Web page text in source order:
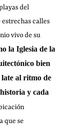
del
calles
vivo de su
la Iglesia de la
bien
late al ritmo de
y cada
que se